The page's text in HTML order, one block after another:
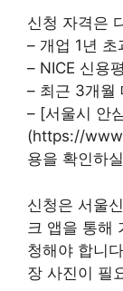
신청 자격은
– 개업 1년
– NICE 신용
– 최근 3개월
– [서울시 안
(https://
용을 확인하
신청은 서울
크 앱을 통해
청해야 합니
장 사진이 필